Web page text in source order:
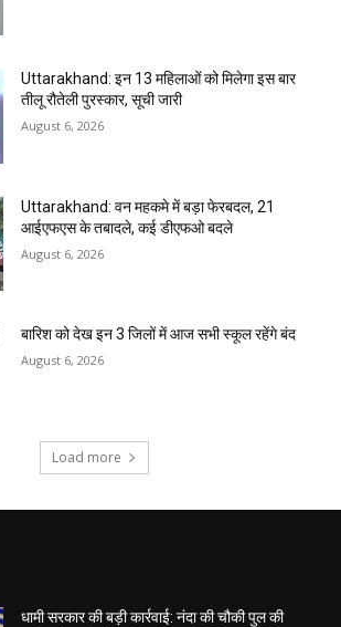
धामी सरकार की बड़ी कार्रवाई: नंदा की चौकी पुल की